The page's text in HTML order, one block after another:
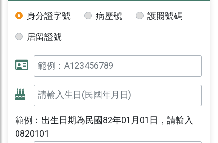
身分證字號 病歷號
護照號碼
居留證號
範例：出生日期為民國82年01月01日，請輸入
0820101